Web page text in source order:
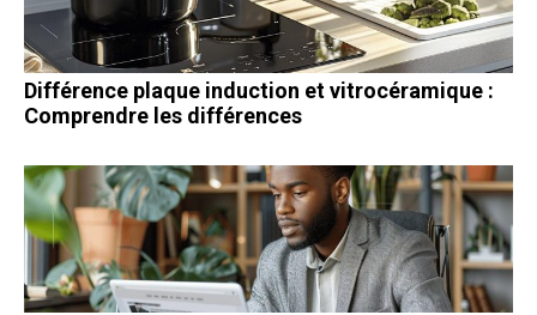
Différence plaque induction et vitrocéramique :
Comprendre les différences